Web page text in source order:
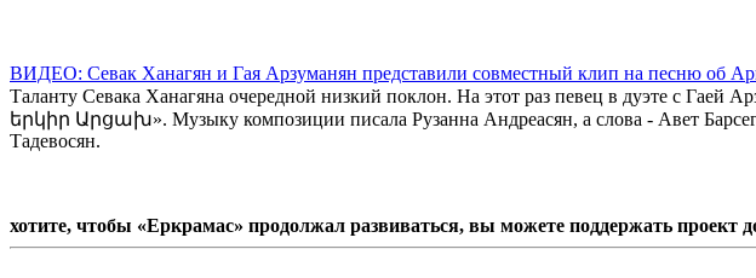
ВИДЕО: Севак Ханагян и Гая Арзуманян представили совместный клип на песню об
Таланту Севака Ханагяна очередной низкий поклон. На этот раз певец в дуэте с Гаей
երկիր Արցախ». Музыку композиции писала Рузанна Андреасян, а слова - Авет
Тадевосян.
хотите, чтобы «Еркрамас» продолжал развиваться, вы можете поддержать проект